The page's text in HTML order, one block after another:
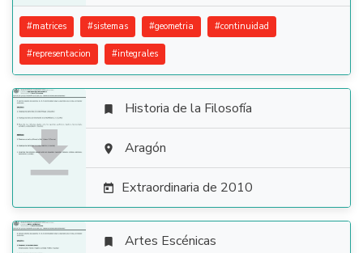
#matrices #sistemas #geometria #continuidad
#representacion #integrales

 Historia de la Filosofía
 Aragón
 Extraordinaria de 2010
 Artes Escénicas